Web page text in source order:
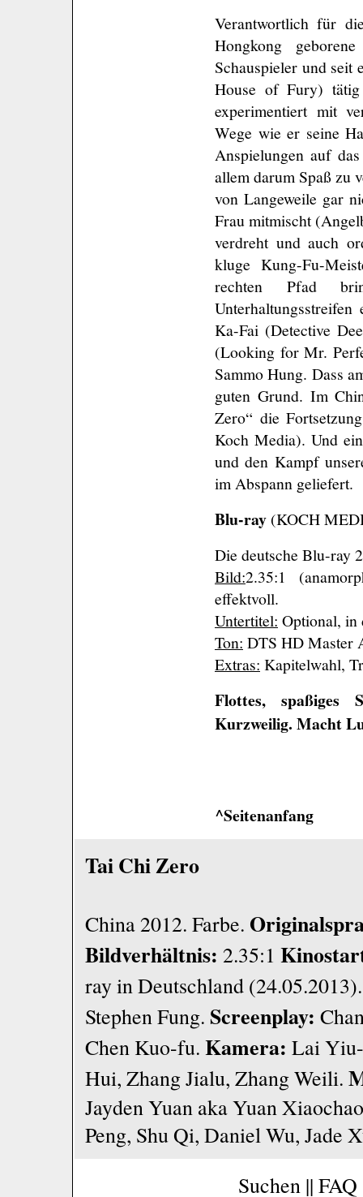
Verantwortlich für
Hongkong
Schauspieler und seit
House of Fury)
experimentiert mit
Wege wie er seine
Anspielungen auf
allem darum Spaß zu
von Langeweile gar
Frau mitmischt
verdreht und auch
kluge Kung-Fu-
rechten Pfad
Ka-Fai (Detective
(Looking for Mr.
Sammo Hung. Dass
guten Grund. Im
Zero“ die
Koch Media). Und
und den Kampf
im Abspann geliefert.
Blu-ray (KOCH
Die deutsche Blu-ray
Bild:2.35:1
effektvoll.
Untertitel: Optional, in
Ton: DTS HD Master
Extras: Kapitelwahl,
Flottes, spaßiges
Kurzweilig. Macht
^Seitenanfang
Tai Chi Zero
China 2012. Farbe.
Bildverhältnis: 2.35:1
ray in Deutschland
Stephen Fung. Screenplay:
Chen Kuo-fu. Kamera: Lai
Hui, Zhang Jialu, Zhang Weili.
Jayden Yuan aka Yuan
Peng, Shu Qi, Daniel Wu, Jade
Suchen || FAQ